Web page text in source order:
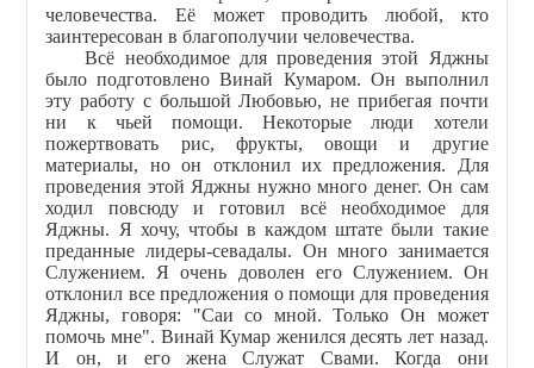
человечества. Её может проводить любой, кто
заинтересован в благополучии человечества.
Всё необходимое для проведения этой Яджны
было подготовлено Винай Кумаром. Он выполнил
эту работу с большой Любовью, не прибегая почти
ни к чьей помощи. Некоторые люди хотели
пожертвовать рис, фрукты, овощи и другие
материалы, но он отклонил их предложения. Для
проведения этой Яджны нужно много денег. Он сам
ходил повсюду и готовил всё необходимое для
Яджны. Я хочу, чтобы в каждом штате были такие
преданные лидеры-севадалы. Он много занимается
Служением. Я очень доволен его Служением. Он
отклонил все предложения о помощи для проведения
Яджны, говоря: "Саи со мной. Только Он может
помочь мне". Винай Кумар женился десять лет назад.
И он, и его жена Служат Свами. Когда они